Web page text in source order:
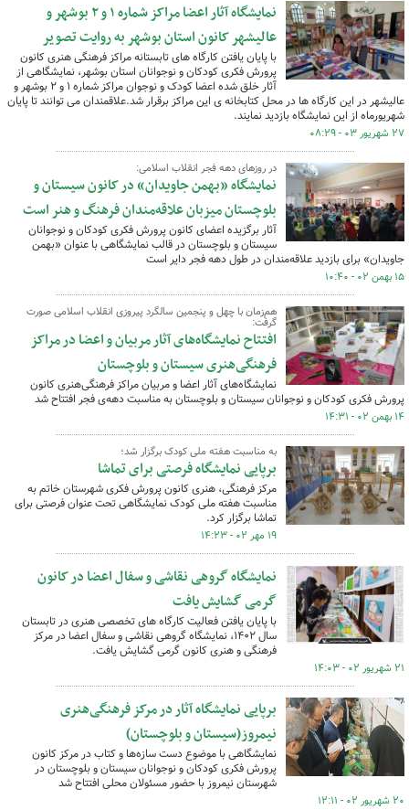
نمایشگاه آثار اعضا مراکز شماره ۱ و ۲ بوشهر و
عالیشهر کانون استان بوشهر به روایت تصویر
با پایان یافتن کارگاه های تابستانه مراکز فرهنگی هنری کانون
پرورش فکری کودکان و نوجوانان استان بوشهر، نمایشگاهی از
آثار خلق شده اعضا کودک و نوجوان مراکز شماره ۱ و ۲ بوشهر و
عالیشهر در این کارگاه ها در محل کتابخانه ی این مراکز برقرار شد.علاقمندان می توانند تا پایان
شهریورماه از این نمایشگاه بازدید نمایند.
۲۷ شهریور ۰۳ - ۰۸:۲۹
در روزهای دهه فجر انقلاب اسلامی:
نمایشگاه «بهمن جاویدان» در کانون سیستان و
بلوچستان میزبان علاقه‌مندان فرهنگ و هنر است
آثار برگزیده اعضای کانون پرورش فکری کودکان و نوجوانان
سیستان و بلوچستان در قالب نمایشگاهی با عنوان «بهمن
جاویدان» برای بازدید علاقه‌مندان در طول دهه فجر دایر است
۱۵ بهمن ۰۲ - ۱۰:۴۰
هم‌زمان با چهل‌ و پنجمین سالگرد پیروزی انقلاب اسلامی صورت
گرفت:
افتتاح نمایشگاه‌های آثار مربیان و اعضا در مراکز
فرهنگی‌هنری سیستان و بلوچستان
نمایشگاه‌های آثار اعضا و مربیان مراکز فرهنگی‌هنری کانون
پرورش فکری کودکان و نوجوانان سیستان و بلوچستان به مناسبت دهه‌ی فجر افتتاح شد
۱۴ بهمن ۰۲ - ۱۴:۳۱
به مناسبت هفته ملی کودک برگزار شد؛
برپایی نمایشگاه فرصتی برای تماشا
مرکز فرهنگی، هنری کانون پرورش فکری شهرستان خاتم به
مناسبت هفته ملی کودک نمایشگاهی تحت عنوان فرصتی برای
تماشا برگزار کرد.
۱۹ مهر ۰۲ - ۱۴:۲۳
نمایشگاه گروهی نقاشی و سفال اعضا در کانون
گرمی گشایش یافت
با پایان یافتن فعالیت کارگاه های تخصصی هنری در تابستان
سال ۱۴۰۲، نمایشگاه گروهی نقاشی و سفال اعضا در مرکز
فرهنگی و هنری کانون گرمی گشایش یافت.
۲۱ شهریور ۰۲ - ۱۴:۰۳
برپایی نمایشگاه آثار در مرکز فرهنگی‌هنری
نیمروز(سیستان و بلوچستان)
نمایشگاهی با موضوع دست سازه‌ها و کتاب در مرکز کانون
پرورش فکری کودکان و نوجوانان سیستان و بلوچستان در
شهرستان نیمروز با حضور مسئولان محلی افتتاح شد
۲۰ شهریور ۰۲ - ۱۲:۱۱